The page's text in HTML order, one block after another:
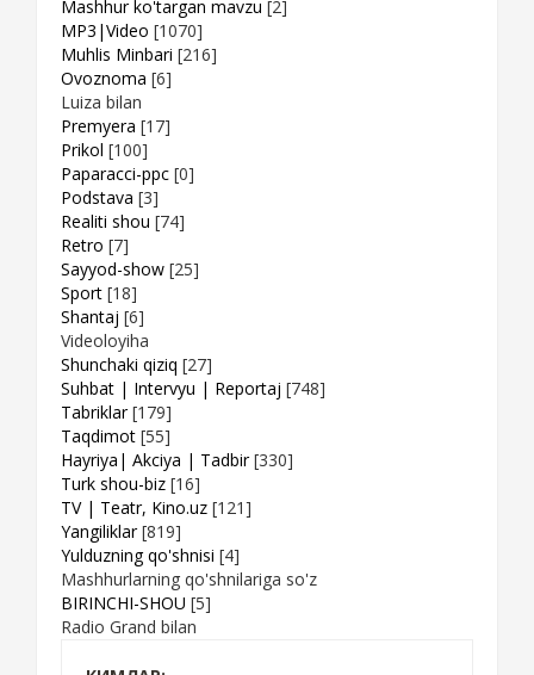
Mashhur ko'targan mavzu [2]
MP3|Video [1070]
Muhlis Minbari [216]
Ovoznoma [6]
Luiza bilan
Premyera [17]
Prikol [100]
Paparacci-ppc [0]
Podstava [3]
Realiti shou [74]
Retro [7]
Sayyod-show [25]
Sport [18]
Shantaj [6]
Videoloyiha
Shunchaki qiziq [27]
Suhbat | Intervyu | Reportaj [748]
Tabriklar [179]
Taqdimot [55]
Hayriya| Akciya | Tadbir [330]
Turk shou-biz [16]
TV | Teatr, Kino.uz [121]
Yangiliklar [819]
Yulduzning qo'shnisi [4]
Mashhurlarning qo'shnilariga so'z
BIRINCHI-SHOU [5]
Radio Grand bilan